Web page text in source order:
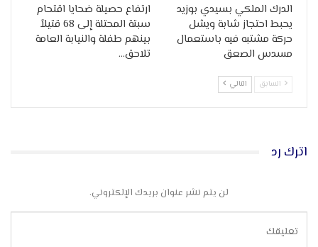
الدرك الملكي بسيدي بوزيد
يحبط احتجاز شابة ويشل
حركة مشتبه فيه باستعمال
مسدس الصعق
ارتفاع حصيلة ضحايا اقتحام
سبتة المحتلة إلى 68 قتيلاً
بينهم طفلة والنيابة العامة
تلاحق…
السابق التالي
اترك رد
لن يتم نشر عنوان بريدك الإلكتروني.